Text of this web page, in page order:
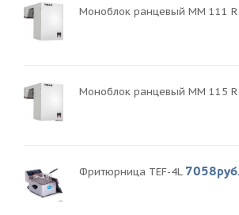
Моноблок ранцевый MM 111 R
Моноблок ранцевый MM 115 R
Фритюрница TEF-4L 7058руб.